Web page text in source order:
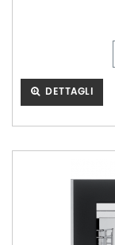
DETTAGLI